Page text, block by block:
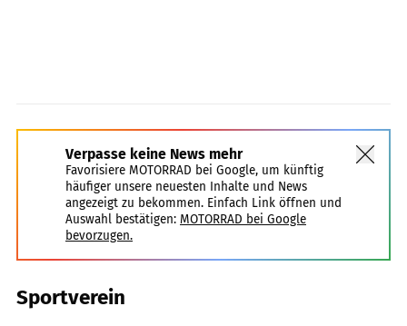
Verpasse keine News mehr
Favorisiere MOTORRAD bei Google, um künftig
häufiger unsere neuesten Inhalte und News
angezeigt zu bekommen. Einfach Link öffnen und
Auswahl bestätigen: MOTORRAD bei Google
bevorzugen.
Sportverein